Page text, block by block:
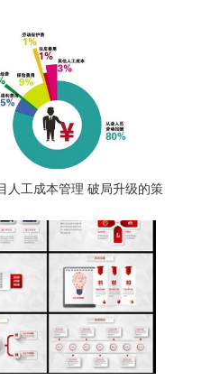
人工成本管理 破局升级的策